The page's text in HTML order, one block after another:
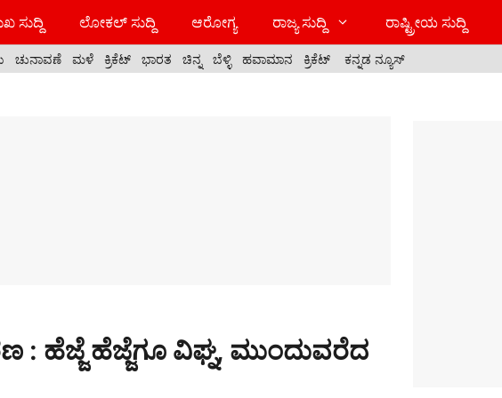
ಸುದ್ದಿ ಲೋಕಲ್ ಸುದ್ದಿ ಆರೋಗ್ಯ ರಾಜ್ಯ ಸುದ್ದಿ ರಾಷ್ಟ್ರೀಯ ಸುದ್ದಿ
ಚುನಾವಣೆ ಮಳೆ ಕ್ರಿಕೆಟ್ ಭಾರತ ಚಿನ್ನ ಬೆಳ್ಳಿ ಹವಾಮಾನ ಕ್ರಿಕೆಟ್ ಕನ್ನಡ ನ್ಯೂಸ್
: ಹೆಜ್ಜೆ ಹೆಜ್ಜೆಗೂ ವಿಘ್ನ, ಮುಂದುವರೆದ